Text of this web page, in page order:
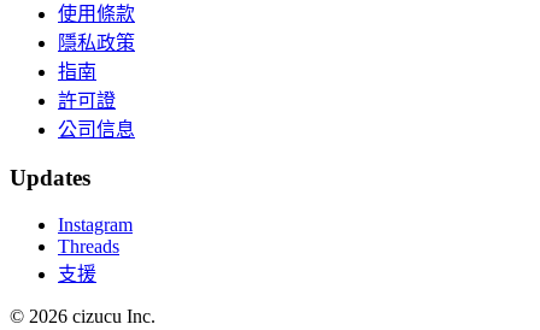
使用條款
隱私政策
指南
許可證
公司信息
Updates
Instagram
Threads
支援
© 2026 cizucu Inc.